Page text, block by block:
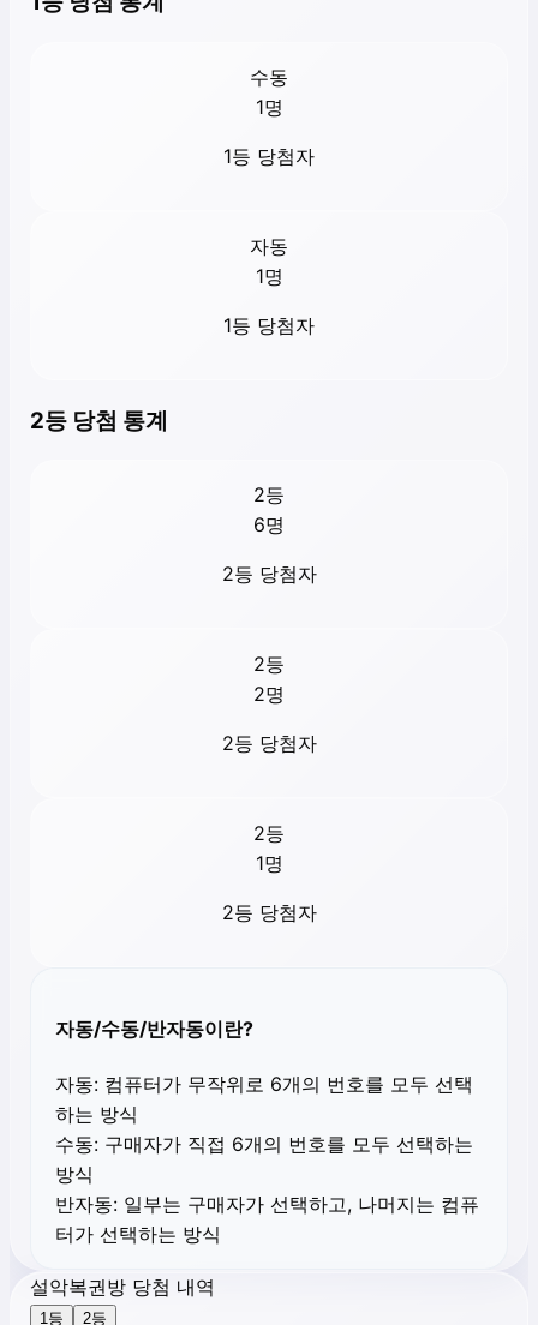
수동
1명
1등 당첨자
자동
1명
1등 당첨자
2등 당첨 통계
2등
6명
2등 당첨자
2등
2명
2등 당첨자
2등
1명
2등 당첨자
자동/수동/반자동이란?
자동: 컴퓨터가 무작위로 6개의 번호를 모두 선택
하는 방식
수동: 구매자가 직접 6개의 번호를 모두 선택하는
방식
반자동: 일부는 구매자가 선택하고, 나머지는 컴퓨
터가 선택하는 방식
설악복권방 당첨 내역
1등 2등